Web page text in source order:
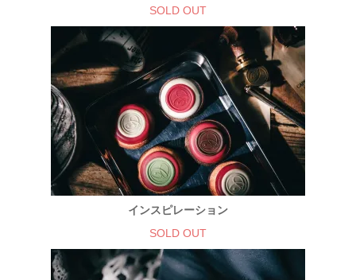
SOLD OUT
インスピレーション
SOLD OUT